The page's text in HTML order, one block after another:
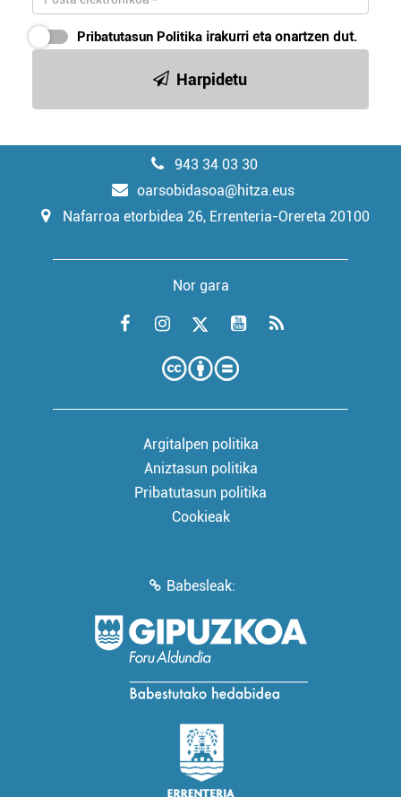
Pribatutasun Politika irakurri eta onartzen dut.
Harpidetu
943 34 03 30
oarsobidasoa@hitza.eus
Nafarroa etorbidea 26, Errenteria-Orereta 20100
Nor gara
Argitalpen politika
Aniztasun politika
Pribatutasun politika
Cookieak
Babesleak: